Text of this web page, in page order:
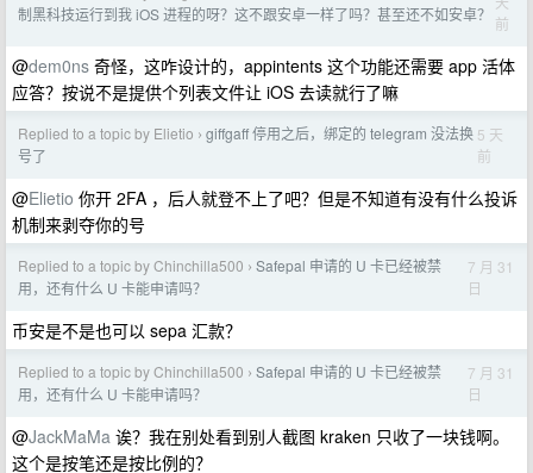
制黑科技运行到我 iOS 进程的呀？这不跟安卓一样了吗？甚至还不如安卓？ 前
@dem0ns 奇怪，这咋设计的，appintents 这个功能还需要 app 活体
应答？按说不是提供个列表文件让 iOS 去读就行了嘛
Replied to a topic by Elietio › giffgaff 停用之后，绑定的 telegram 没法换
号了
5 天
前
@Elietio 你开 2FA ，后人就登不上了吧？但是不知道有没有什么投诉
机制来剥夺你的号
Replied to a topic by Chinchilla500 › Safepal 申请的 U 卡已经被禁
用，还有什么 U 卡能申请吗？
7 月 31
日
币安是不是也可以 sepa 汇款？
Replied to a topic by Chinchilla500 › Safepal 申请的 U 卡已经被禁
用，还有什么 U 卡能申请吗？
7 月 31
日
@JackMaMa 诶？我在别处看到别人截图 kraken 只收了一块钱啊。
这个是按笔还是按比例的？